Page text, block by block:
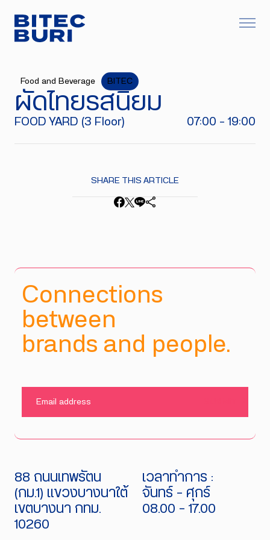
Food and Beverage BITEC
ผัดไทยรสนิยม
FOOD YARD (3 Floor) 07:00 - 19:00
SHARE THIS ARTICLE
Connections
between
brands and people.
88 ถนนเทพรัตน
(กม.1) แขวงบางนาใต้
เขตบางนา กทม.
10260
เวลาทำการ :
จันทร์ - ศุกร์
08.00 - 17.00